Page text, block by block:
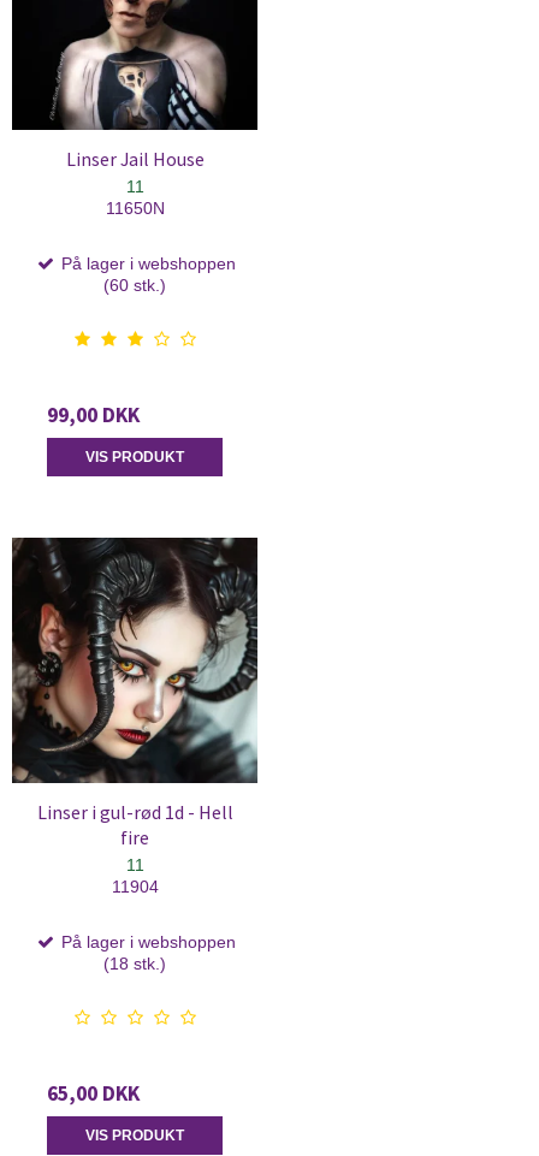
Linser Jail House
11
11650N
På lager i webshoppen
(60 stk.)
99,00 DKK
VIS PRODUKT
Linser i gul-rød 1d - Hell
fire
11
11904
På lager i webshoppen
(18 stk.)
65,00 DKK
VIS PRODUKT